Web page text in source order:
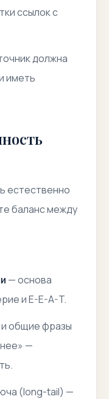
ссылок с
должна
иметь
естественно
баланс между
— основа
и E-E-A-T.
и общие фразы
—
(long-tail) —